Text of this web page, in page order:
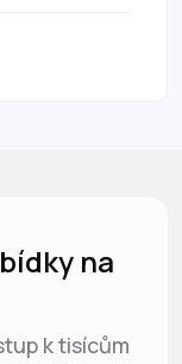
na
k tisícům